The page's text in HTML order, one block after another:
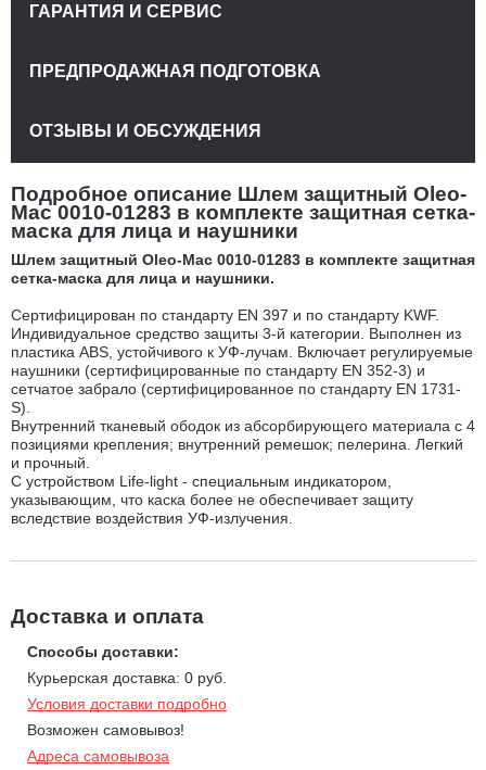
Подробное описание Шлем защитный Oleo-
Mac 0010-01283 в комплекте защитная сетка-
маска для лица и наушники
Шлем защитный Oleo-Mac 0010-01283 в комплекте защитная
сетка-маска для лица и наушники.
Сертифицирован по стандарту EN 397 и по стандарту KWF.
Индивидуальное средство защиты 3-й категории. Выполнен из
пластика ABS, устойчивого к УФ-лучам. Включает регулируемые
наушники (сертифицированные по стандарту EN 352-3) и
сетчатое забрало (сертифицированное по стандарту EN 1731-
S).
Внутренний тканевый ободок из абсорбирующего материала с 4
позициями крепления; внутренний ремешок; пелерина. Легкий
и прочный.
С устройством Life-light - специальным индикатором,
указывающим, что каска более не обеспечивает защиту
вследствие воздействия УФ-излучения.
Доставка и оплата
Способы доставки:
Курьерская доставка: 0 руб.
Условия доставки подробно
Возможен самовывоз!
Адреса самовывоза
ГАРАНТИЯ И СЕРВИС
ПРЕДПРОДАЖНАЯ ПОДГОТОВКА
ОТЗЫВЫ И ОБСУЖДЕНИЯ